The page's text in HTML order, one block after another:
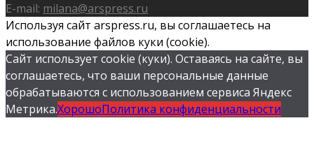
E-mail: milana@arspress.ru
Используя сайт arspress.ru, вы соглашаетесь на
использование файлов куки (cookie).
Сайт использует cookie (куки). Оставаясь на сайте, вы
соглашаетесь, что ваши персональные данные
обрабатываются с использованием сервиса Яндекс
Метрика.ХорошоПолитика конфиденциальности